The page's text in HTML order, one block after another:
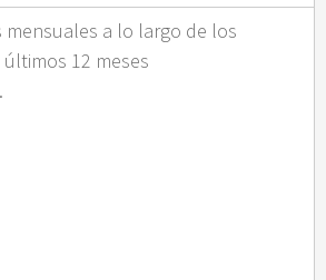
mensuales a lo largo de los
últimos 12 meses